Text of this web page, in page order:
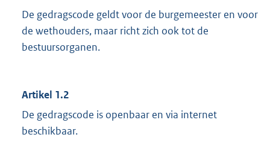
De gedragscode geldt voor de burgemeester en voor
de wethouders, maar richt zich ook tot de
bestuursorganen.
Artikel 1.2
De gedragscode is openbaar en via internet
beschikbaar.